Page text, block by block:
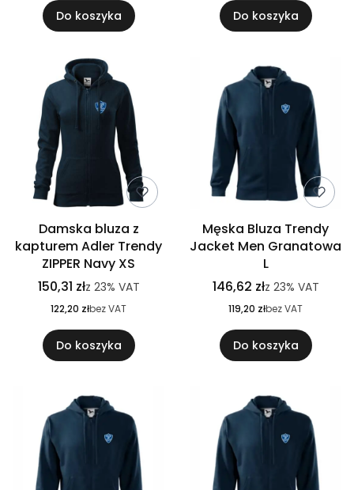
Do koszyka Do koszyka
Damska bluza z
kapturem Adler Trendy
ZIPPER Navy XS
150,31 złz 23% VAT
122,20 złbez VAT
Do koszyka
Męska Bluza Trendy
Jacket Men Granatowa
L
146,62 złz 23% VAT
119,20 złbez VAT
Do koszyka